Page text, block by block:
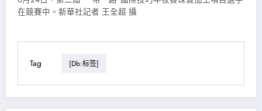
在競賽中。新華社記者 王全超 攝
Tag [db:标签]